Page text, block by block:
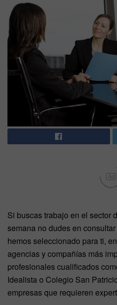
Ad
Si buscas trabajo en el sector
semana no dudes en
hemos seleccionado para ti,
agencias y compañías más
profesionales cualificados
Idealista o Colegio San
empresas que requieren